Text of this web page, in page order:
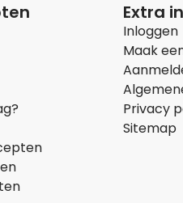
Extra
Inloggen
Maak
Privacy
Sitemap